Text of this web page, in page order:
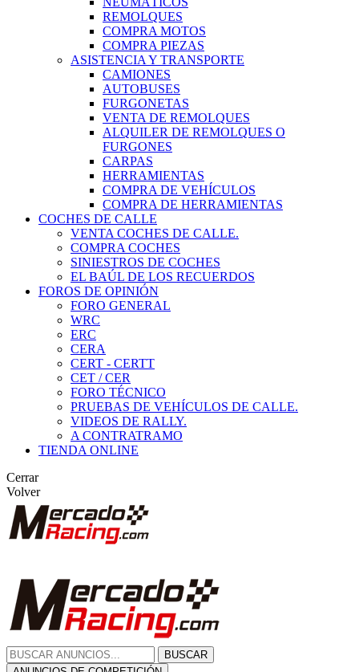
REMOLQUES
COMPRA MOTOS
COMPRA PIEZAS
ASISTENCIA Y TRANSPORTE
CAMIONES
AUTOBUSES
FURGONETAS
VENTA DE REMOLQUES
ALQUILER DE REMOLQUES O
FURGONES
CARPAS
HERRAMIENTAS
COMPRA DE VEHÍCULOS
COMPRA DE HERRAMIENTAS
COCHES DE CALLE
VENTA COCHES DE CALLE.
COMPRA COCHES
SINIESTROS DE COCHES
EL BAÚL DE LOS RECUERDOS
FOROS DE OPINIÓN
FORO GENERAL
WRC
ERC
CERA
CERT - CERTT
CET / CER
FORO TÉCNICO
PRUEBAS DE VEHÍCULOS DE CALLE.
VIDEOS DE RALLY.
A CONTRATRAMO
TIENDA ONLINE
Cerrar
Volver
BUSCAR
ANUNCIOS DE COMPETICIÓN